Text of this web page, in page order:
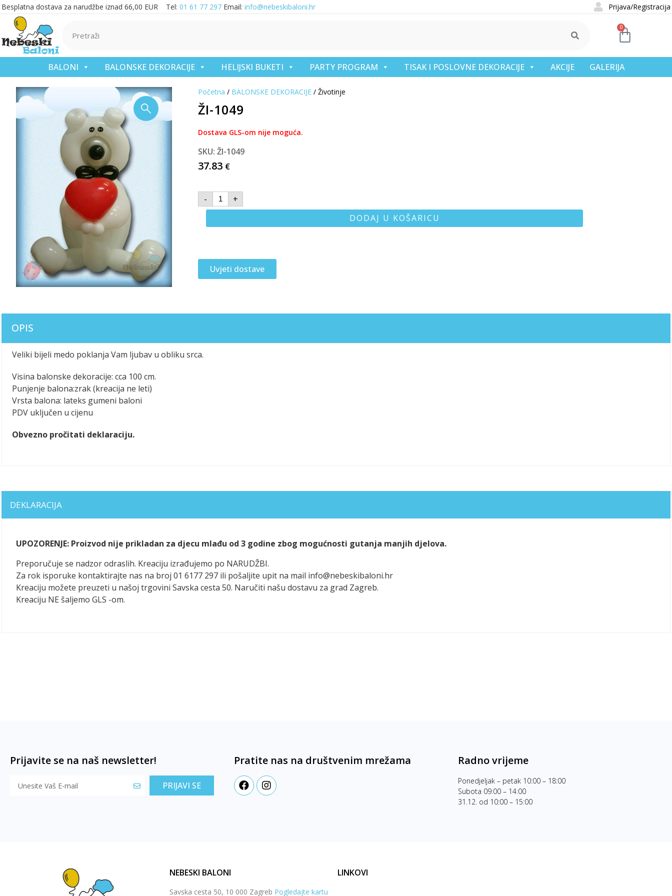
Besplatna dostava za narudžbe iznad 66,00 EUR Tel: 01 61 77 297 Email: info@nebeskibaloni.hr Prijava/Registracija
0
BALONI BALONSKE DEKORACIJE HELIJSKI BUKETI PARTY PROGRAM TISAK I POSLOVNE DEKORACIJE AKCIJE GALERIJA
Početna / BALONSKE DEKORACIJE/ Životinje
ŽI-1049
Dostava GLS-om nije moguća.
SKU: ŽI-1049
37.83 €
-
+
DODAJ U KOŠARICU
Uvjeti dostave
OPIS
Veliki bijeli medo poklanja Vam ljubav u obliku srca.
Visina balonske dekoracije: cca 100 cm.
Punjenje balona:zrak (kreacija ne leti)
Vrsta balona: lateks gumeni baloni
PDV uključen u cijenu
Obvezno pročitati deklaraciju.
DEKLARACIJA
UPOZORENJE: Proizvod nije prikladan za djecu mlađu od 3 godine zbog mogućnosti gutanja manjih djelova.
Preporučuje se nadzor odraslih. Kreaciju izrađujemo po NARUDŽBI.
Za rok isporuke kontaktirajte nas na broj 01 6177 297 ili pošaljite upit na mail info@nebeskibaloni.hr
Kreaciju možete preuzeti u našoj trgovini Savska cesta 50. Naručiti našu dostavu za grad Zagreb.
Kreaciju NE šaljemo GLS -om.
Prijavite se na naš newsletter!
PRIJAVI SE
Pratite nas na društvenim mrežama Radno vrijeme
Ponedjeljak – petak 10:00 – 18:00
Subota 09:00 – 14:00
31.12. od 10:00 – 15:00
NEBESKI BALONI
Savska cesta 50, 10 000 Zagreb Pogledajte kartu
LINKOVI